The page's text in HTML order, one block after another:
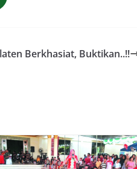
Berkhasiat, Buktikan..!!